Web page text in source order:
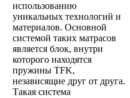
использованию
уникальных технологий и
материалов. Основной
системой таких матрасов
является блок, внутри
которого находятся
пружины TFK,
независящие друг от друга.
Такая система